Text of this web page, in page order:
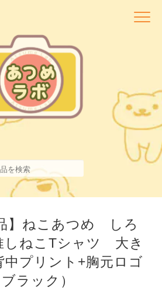
】ねこあつめ しろ
ねこTシャツ 大き
プリント+胸元ロゴ
ブラック）